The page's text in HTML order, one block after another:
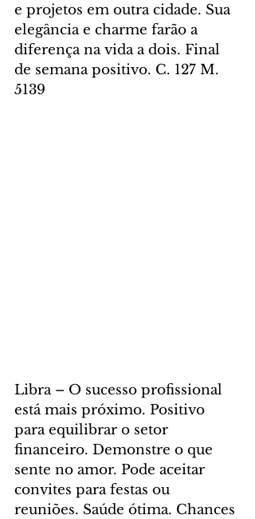
e projetos em outra cidade. Sua
elegância e charme farão a
diferença na vida a dois. Final
de semana positivo. C. 127 M.
5139
Libra – O sucesso profissional
está mais próximo. Positivo
para equilibrar o setor
financeiro. Demonstre o que
sente no amor. Pode aceitar
convites para festas ou
reuniões. Saúde ótima. Chances